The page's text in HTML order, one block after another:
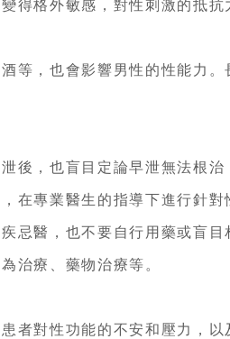
得格外敏感，對性刺激的抵抗
等，也會影響男性的性能力
後，也盲目定論早泄無法根治
在專業醫生的指導下進行針
忌醫，也不要自行用藥或盲目
治療、藥物治療等。
者對性功能的不安和壓力，